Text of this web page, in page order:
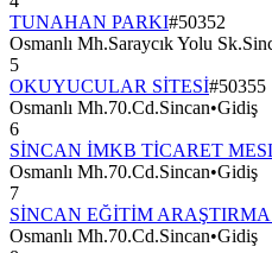
TUNAHAN PARKI#50352
Osmanlı Mh.Saraycık Yolu
5
OKUYUCULAR SİTESİ#50355
Osmanlı Mh.70.Cd.Sincan•Gidiş
6
SİNCAN İMKB TİCARET
Osmanlı Mh.70.Cd.Sincan•Gidiş
7
SİNCAN EĞİTİM
Osmanlı Mh.70.Cd.Sincan•Gidiş